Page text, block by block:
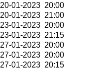
20-01-2023 20:00
20-01-2023 21:00
23-01-2023 20:00
23-01-2023 21:15
27-01-2023 20:00
27-01-2023 20:00
27-01-2023 20:15